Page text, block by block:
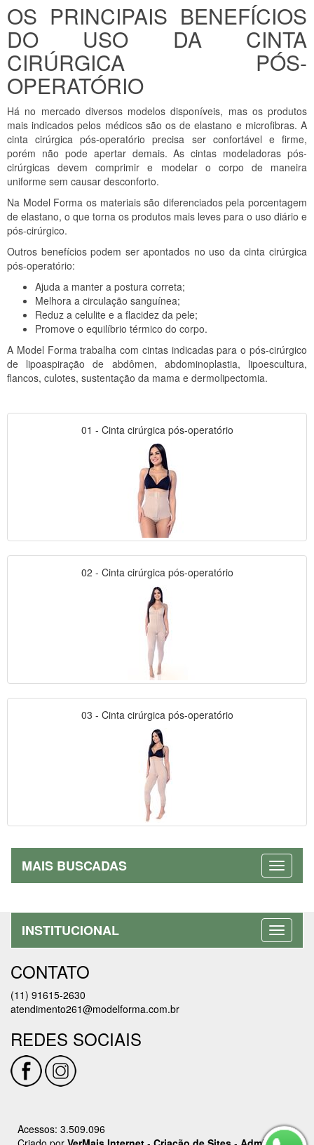
OS PRINCIPAIS BENEFÍCIOS
DO USO DA CINTA
CIRÚRGICA PÓS-
OPERATÓRIO
Há no mercado diversos modelos disponíveis, mas os produtos
mais indicados pelos médicos são os de elastano e microfibras. A
cinta cirúrgica pós-operatório precisa ser confortável e firme,
porém não pode apertar demais. As cintas modeladoras pós-
cirúrgicas devem comprimir e modelar o corpo de maneira
uniforme sem causar desconforto.
Na Model Forma os materiais são diferenciados pela porcentagem
de elastano, o que torna os produtos mais leves para o uso diário e
pós-cirúrgico.
Outros benefícios podem ser apontados no uso da cinta cirúrgica
pós-operatório:
Ajuda a manter a postura correta;
Melhora a circulação sanguínea;
Reduz a celulite e a flacidez da pele;
Promove o equilíbrio térmico do corpo.
A Model Forma trabalha com cintas indicadas para o pós-cirúrgico
de lipoaspiração de abdômen, abdominoplastia, lipoescultura,
flancos, culotes, sustentação da mama e dermolipectomia.
01 - Cinta cirúrgica pós-operatório
02 - Cinta cirúrgica pós-operatório
03 - Cinta cirúrgica pós-operatório
MAIS BUSCADAS
INSTITUCIONAL
CONTATO
(11) 91615-2630
atendimento261@modelforma.com.br
REDES SOCIAIS
Acessos: 3.509.096